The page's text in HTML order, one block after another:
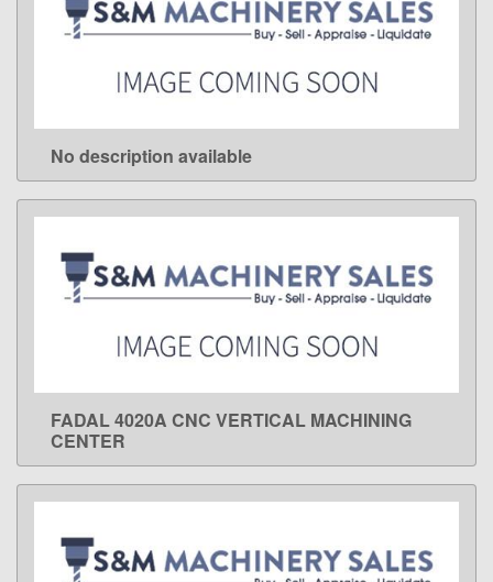
LEARN MORE
No description available
LEARN MORE
FADAL 4020A CNC VERTICAL MACHINING
CENTER